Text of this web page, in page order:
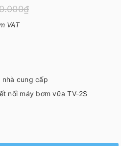
VAT
nhà cung cấp
nối máy bơm vữa TV-2S